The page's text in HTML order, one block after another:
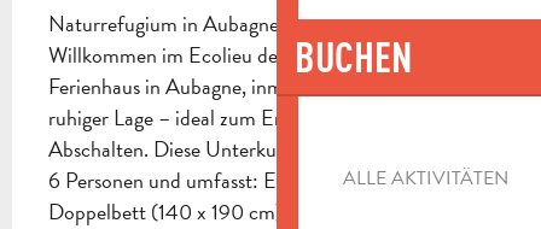
BUCHEN
ALLE AKTIVITÄTEN
Naturrefugium in Aubagne für 6 Personen
Willkommen im Ecolieu des Espillières, einem
Ferienhaus in Aubagne, inmitten der Natur und in
ruhiger Lage – ideal zum Entspannen und
Abschalten. Diese Unterkunft bietet Platz für bis zu
6 Personen und umfasst: Ein Schlafzimmer mit
Doppelbett (140 x 190 cm),...